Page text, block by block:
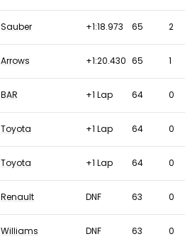
Sauber +1:18.973 65 2
Arrows +1:20.430 65 1
BAR +1 Lap 64 0
Toyota +1 Lap 64 0
Toyota +1 Lap 64 0
Renault DNF 63 0
Williams DNF 63 0